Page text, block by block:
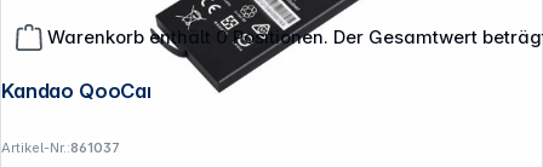
Warenkorb enthält 0 Positionen. Der Gesamtwert
Kandao QooCam EGO Akku
Artikel-Nr.:861037
**EVP = Empfohlener Verkaufspreis des Herstellers /
Lieferanten zzgl. 19% Mwst.